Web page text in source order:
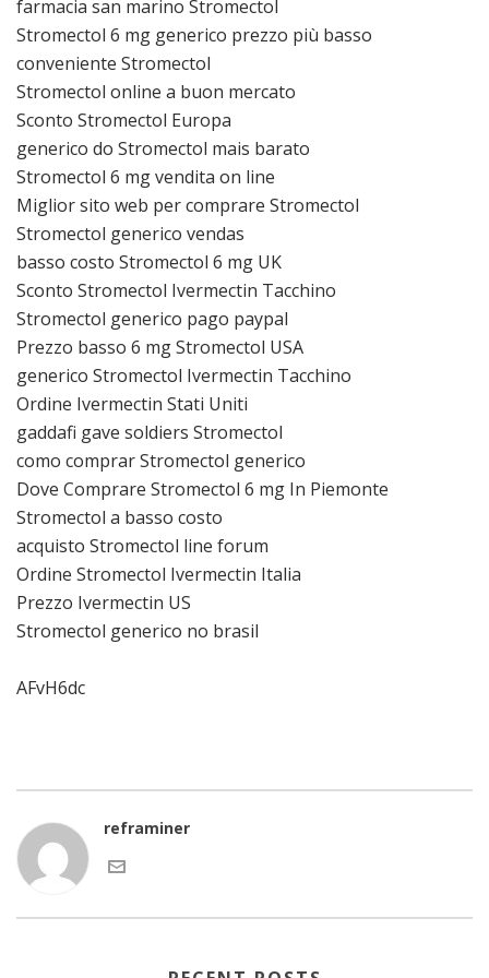
farmacia san marino Stromectol
Stromectol 6 mg generico prezzo più basso
conveniente Stromectol
Stromectol online a buon mercato
Sconto Stromectol Europa
generico do Stromectol mais barato
Stromectol 6 mg vendita on line
Miglior sito web per comprare Stromectol
Stromectol generico vendas
basso costo Stromectol 6 mg UK
Sconto Stromectol Ivermectin Tacchino
Stromectol generico pago paypal
Prezzo basso 6 mg Stromectol USA
generico Stromectol Ivermectin Tacchino
Ordine Ivermectin Stati Uniti
gaddafi gave soldiers Stromectol
como comprar Stromectol generico
Dove Comprare Stromectol 6 mg In Piemonte
Stromectol a basso costo
acquisto Stromectol line forum
Ordine Stromectol Ivermectin Italia
Prezzo Ivermectin US
Stromectol generico no brasil
AFvH6dc
reframiner